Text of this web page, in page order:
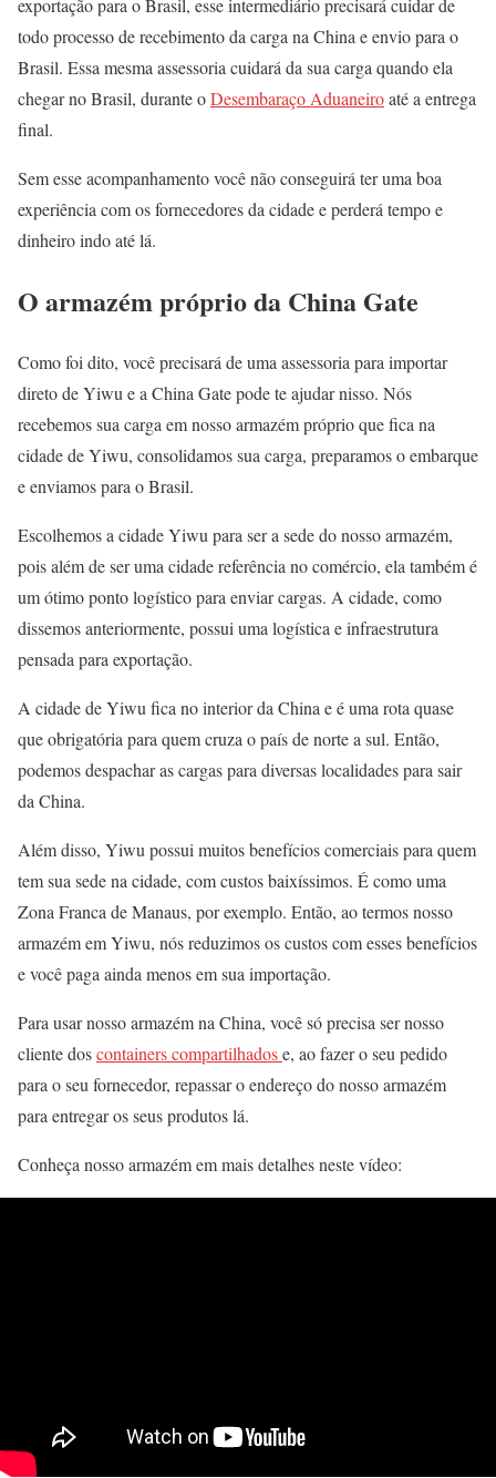
exportação para o Brasil, esse intermediário precisará cuidar de
todo processo de recebimento da carga na China e envio para o
Brasil. Essa mesma assessoria cuidará da sua carga quando ela
chegar no Brasil, durante oDesembaraço Aduaneiroaté a entrega
final.
Sem esse acompanhamento você não conseguirá ter uma boa
experiência com os fornecedores da cidade e perderá tempo e
dinheiro indo até lá.
O armazém próprio da China Gate
Como foi dito, você precisará de uma assessoria para importar
direto de Yiwu e a China Gate pode te ajudar nisso. Nós
recebemos sua carga em nosso armazém próprio que fica na
cidade de Yiwu, consolidamos sua carga, preparamos o embarque
e enviamos para o Brasil.
Escolhemos a cidade Yiwu para ser a sede do nosso armazém,
pois além de ser uma cidade referência no comércio, ela também é
um ótimo ponto logístico para enviar cargas. A cidade, como
dissemos anteriormente, possui uma logística e infraestrutura
pensada para exportação.
A cidade de Yiwu fica no interior da China e é uma rota quase
que obrigatória para quem cruza o país de norte a sul. Então,
podemos despachar as cargas para diversas localidades para sair
da China.
Além disso, Yiwu possui muitos benefícios comerciais para quem
tem sua sede na cidade, com custos baixíssimos. É como uma
Zona Franca de Manaus, por exemplo. Então, ao termos nosso
armazém em Yiwu, nós reduzimos os custos com esses benefícios
e você paga ainda menos em sua importação.
Para usar nosso armazém na China, você só precisa ser nosso
cliente doscontainers compartilhadose, ao fazer o seu pedido
para o seu fornecedor, repassar o endereço do nosso armazém
para entregar os seus produtos lá.
Conheça nosso armazém em mais detalhes neste vídeo: